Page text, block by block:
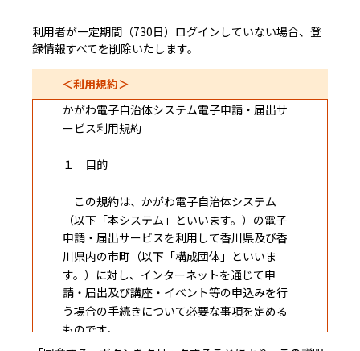
利用者が一定期間（730日）ログインしていない場合、登
録情報すべてを削除いたします。
＜利用規約＞
かがわ電子自治体システム電子申請・届出サ
ービス利用規約
１ 目的
この規約は、かがわ電子自治体システム
（以下「本システム」といいます。）の電子
申請・届出サービスを利用して香川県及び香
川県内の市町（以下「構成団体」といいま
す。）に対し、インターネットを通じて申
請・届出及び講座・イベント等の申込みを行
う場合の手続きについて必要な事項を定める
ものです。